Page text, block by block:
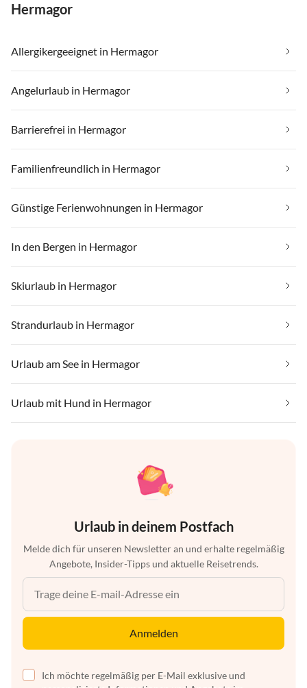
Hermagor
Allergikergeeignet in Hermagor
Angelurlaub in Hermagor
Barrierefrei in Hermagor
Familienfreundlich in Hermagor
Günstige Ferienwohnungen in Hermagor
In den Bergen in Hermagor
Skiurlaub in Hermagor
Strandurlaub in Hermagor
Urlaub am See in Hermagor
Urlaub mit Hund in Hermagor
Urlaub in deinem Postfach
Melde dich für unseren Newsletter an und erhalte regelmäßig
Angebote, Insider-Tipps und aktuelle Reisetrends.
Anmelden
Ich möchte regelmäßig per E-Mail exklusive und